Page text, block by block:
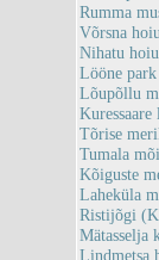
Rumma
Võrsna
Nihatu
Lööne
Lõupõllu
Tõrise
Tumala
Kõiguste
Laheküla
Ristijõgi
Mätasselja
Lindmetsa